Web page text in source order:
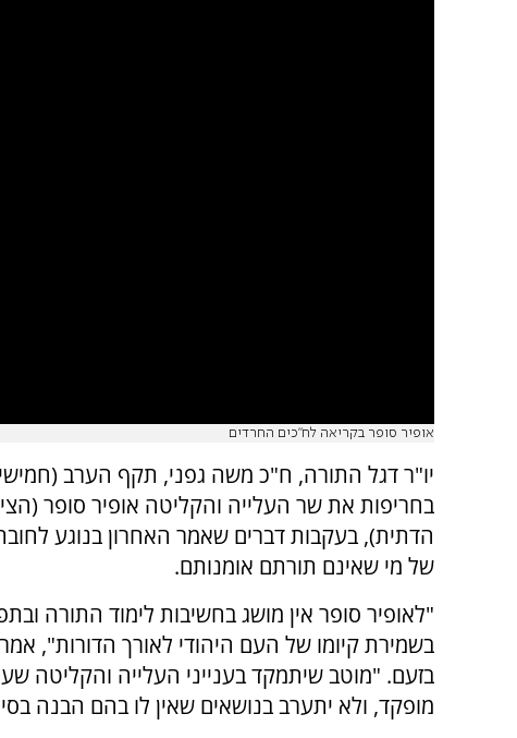
אופיר סופר בקריאה לח"כים החרדים
יו"ר דגל התורה, ח"כ משה גפני, תקף הערב
בחריפות את שר העלייה והקליטה אופיר סופר
הדתית), בעקבות דברים שאמר האחרון בנוגע
של מי שאינם תורתם אומנותם.
"לאופיר סופר אין מושג בחשיבות לימוד התורה
בשמירת קיומו של העם היהודי לאורך הדורות",
בזעם. "מוטב שיתמקד בענייני העלייה והקליטה
מופקד, ולא יתערב בנושאים שאין לו בהם הבנה